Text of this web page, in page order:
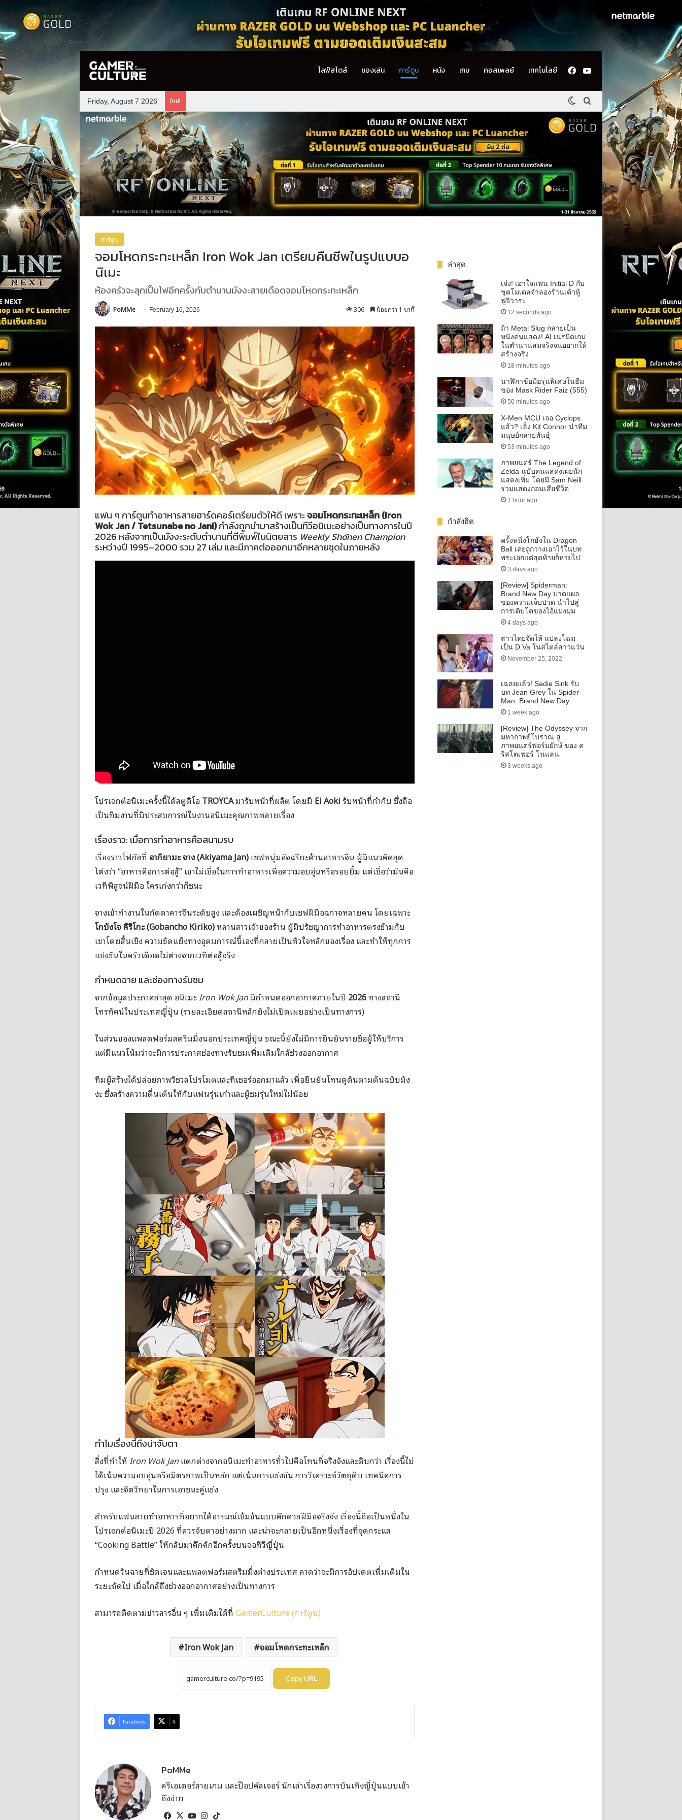
ไลฟ์สไตล์ ของเล่น การ์ตูน หนัง เกม คอสเพลย์ เทคโนโลยี Facebook
YouTube
Friday, August 7 2026 ใหม่! Switch skin
ค้นหา
การ์ตูน
จอมโหดกระทะเหล็ก Iron Wok Jan เตรียมคืนชีพในรูปแบบอ
นิเมะ
ห้องครัวจะลุกเป็นไฟอีกครั้งกับตำนานมังงะสายเดือดจอมโหดกระทะเหล็ก
PoMMe February 16, 2026 306 น้อยกว่า 1 นาที
แฟน ๆ การ์ตูนทำอาหารสายฮาร์ดคอร์เตรียมตัวให้ดี เพราะจอมโหดกระทะเหล็ก (Iron
Wok Jan / Tetsunabe no Jan!)กำลังถูกนำมาสร้างเป็นทีวีอนิเมะอย่างเป็นทางการในปี
2026 หลังจากเป็นมังงะระดับตำนานที่ตีพิมพ์ในนิตยสาร Weekly Shōnen Champion
ระหว่างปี 1995–2000 รวม 27 เล่ม และมีภาคต่อออกมาอีกหลายชุดในภายหลัง
โปรเจกต์อนิเมะครั้งนี้ได้สตูดิโอTROYCAมารับหน้าที่ผลิต โดยมี Ei Aokiรับหน้าที่กำกับ ซึ่งถือ
เป็นทีมงานที่มีประสบการณ์ในงานอนิเมะคุณภาพหลายเรื่อง
เรื่องราว: เมื่อการทำอาหารคือสนามรบ
เรื่องราวโฟกัสที่ อากิยามะ จาง (Akiyama Jan)เชฟหนุ่มอัจฉริยะด้านอาหารจีน ผู้มีแนวคิดสุด
โต่งว่า “อาหารคือการต่อสู้” เขาไม่เชื่อในการทำอาหารเพื่อความอบอุ่นหรือรอยยิ้ม แต่เชื่อว่ามันคือ
เวทีพิสูจน์ฝีมือ ใครเก่งกว่าก็ชนะ
จางเข้าทำงานในภัตตาคารจีนระดับสูง และต้องเผชิญหน้ากับเชฟฝีมือฉกาจหลายคน โดยเฉพาะ
โกบังโจ คิริโกะ (Gobancho Kiriko)หลานสาวเจ้าของร้าน ผู้มีปรัชญาการทำอาหารตรงข้ามกับ
เขาโดยสิ้นเชิง ความขัดแย้งทางอุดมการณ์นี้เองที่กลายเป็นหัวใจหลักของเรื่อง และทำให้ทุกการ
แข่งขันในครัวเดือดไม่ต่างจากเวทีต่อสู้จริง
กำหนดฉาย และช่องทางรับชม
จากข้อมูลประกาศล่าสุด อนิเมะIron Wok Janมีกำหนดออกอากาศภายในปี 2026ทางสถานี
โทรทัศน์ในประเทศญี่ปุ่น (รายละเอียดสถานีหลักยังไม่เปิดเผยอย่างเป็นทางการ)
ในส่วนของแพลตฟอร์มสตรีมมิ่งนอกประเทศญี่ปุ่น ขณะนี้ยังไม่มีการยืนยันรายชื่อผู้ให้บริการ
แต่มีแนวโน้มว่าจะมีการประกาศช่องทางรับชมเพิ่มเติมใกล้ช่วงออกอากาศ
ทีมผู้สร้างได้ปล่อยภาพวิชวลโปรโมตและทีเซอร์ออกมาแล้ว เพื่อยืนยันโทนดุดันตามต้นฉบับมัง
งะ ซึ่งสร้างความตื่นเต้นให้กับแฟนรุ่นเก่าและผู้ชมรุ่นใหม่ไม่น้อย
ทำไมเรื่องนี้ถึงน่าจับตา
สิ่งที่ทำให้Iron Wok Janแตกต่างจากอนิเมะทำอาหารทั่วไปคือโทนที่จริงจังและดิบกว่า เรื่องนี้ไม่
ได้เน้นความอบอุ่นหรือมิตรภาพเป็นหลัก แต่เน้นการแข่งขัน การวิเคราะห์วัตถุดิบ เทคนิคการ
ปรุง และจิตวิทยาในการเอาชนะคู่แข่ง
สำหรับแฟนสายทำอาหารที่อยากได้อารมณ์เข้มข้นแบบศึกดวลฝีมือจริงจัง เรื่องนี้ถือเป็นหนึ่งใน
โปรเจกต์อนิเมะปี 2026 ที่ควรจับตาอย่างมาก และน่าจะกลายเป็นอีกหนึ่งเรื่องที่จุดกระแส
“Cooking Battle” ให้กลับมาคึกคักอีกครั้งบนจอทีวีญี่ปุ่น
กำหนดวันฉายที่ชัดเจนและแพลตฟอร์มสตรีมมิ่งต่างประเทศ คาดว่าจะมีการอัปเดตเพิ่มเติมใน
ระยะถัดไป เมื่อใกล้ถึงช่วงออกอากาศอย่างเป็นทางการ
สามารถติดตามข่าวสารอื่น ๆ เพิ่มเติมได้ที่GamerCulture (การ์ตูน)
Iron Wok Jan จอมโหดกระทะเหล็ก
Copy URL
Facebook X
PoMMe
ครีเอเตอร์สายเกม และป๊อปคัลเจอร์ นักเล่าเรื่องวงการบันเทิงญี่ปุ่นแบบเข้า
ถึงง่าย
Facebook
X YouTubeInstagram
ล่าสุด
เจ๋ง! เอาใจแฟน Initial D กับ
ชุดโมเดลจำลองร้านเต้าหู้
ฟูจิวาระ
12 seconds ago
ถ้า Metal Slug กลายเป็น
หนังคนแสดง! AI เนรมิตเกม
ในตำนานสมจริงจนอยากให้
สร้างจริง
18 minutes ago
นาฬิกาข้อมือรุ่นพิเศษในธีม
ของ Mask Rider Faiz (555)
50 minutes ago
X-Men MCU เจอ Cyclops
แล้ว? เล็ง Kit Connor นำทีม
มนุษย์กลายพันธุ์
53 minutes ago
ภาพยนตร์ The Legend of
Zelda ฉบับคนแสดงเผยนัก
แสดงเพิ่ม โดยมี Sam Neill
ร่วมแสดงก่อนเสียชีวิต
1 hour ago
กำลังฮิต
ครั้งหนึ่งโกฮังใน Dragon
Ball เคยถูกวางเอาไว้ในบท
พระเอกแต่สุดท้ายก็หายไป
3 days ago
[Review] Spiderman:
Brand New Day บาดแผล
ของความเจ็บปวด นำไปสู่
การเติบโตของไอ้แมงมุม
4 days ago
สาวไทยจัดให้ แปลงโฉม
เป็น D.Va ในสไตล์สาวแว่น
November 25, 2022
เฉลยแล้ว! Sadie Sink รับ
บท Jean Grey ใน Spider-
Man: Brand New Day
1 week ago
[Review] The Odyssey จาก
มหากาพย์โบราณ สู่
ภาพยนตร์ฟอร์มยักษ์ ของ ค
ริสโตเฟอร์ โนแลน
3 weeks ago